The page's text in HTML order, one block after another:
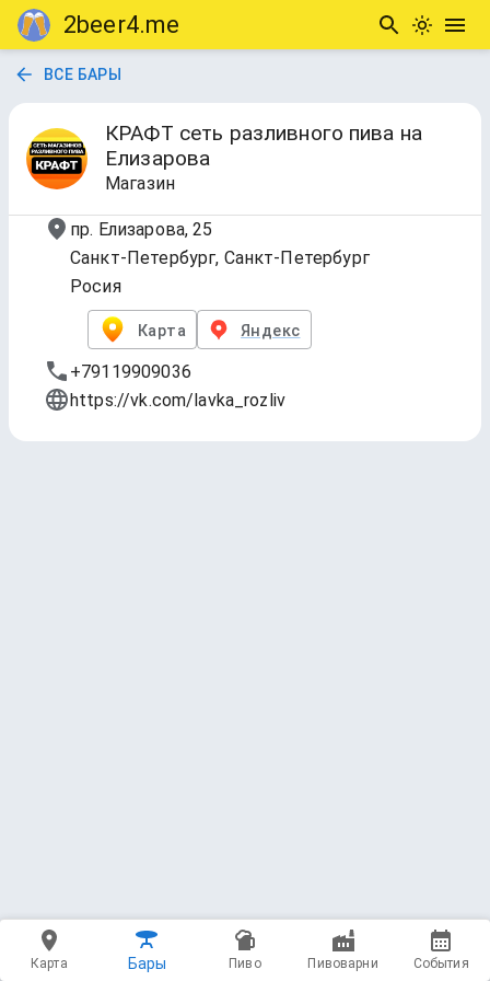
2beer4.me
ВСЕ БАРЫ
КРАФТ сеть разливного пива на
Елизарова
Магазин
пр. Елизарова, 25
Санкт-Петербург, Санкт-Петербург
Росия
Карта Яндекс
+79119909036
https://vk.com/lavka_rozliv
Карта Бары Пиво Пивоварни События